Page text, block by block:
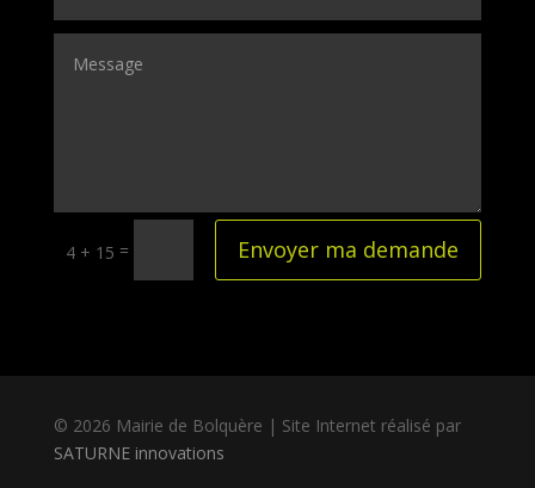
4 + 15 = Envoyer ma demande
© 2026 Mairie de Bolquère | Site Internet réalisé par
SATURNE innovations